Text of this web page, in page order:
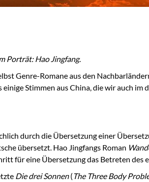
Porträt: Hao Jingfang.
Genre-Romane aus den
Stimmen aus China, die wir auch im
durch die Übersetzung einer
übersetzt. Hao Jingfangs Roman
für eine Übersetzung das Betreten des
Die drei Sonnen(The Three Body